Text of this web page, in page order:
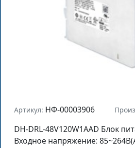
Артикул: НФ-00003906
DH-DRL-48V120W1AAD Блок
Входное напряжение: